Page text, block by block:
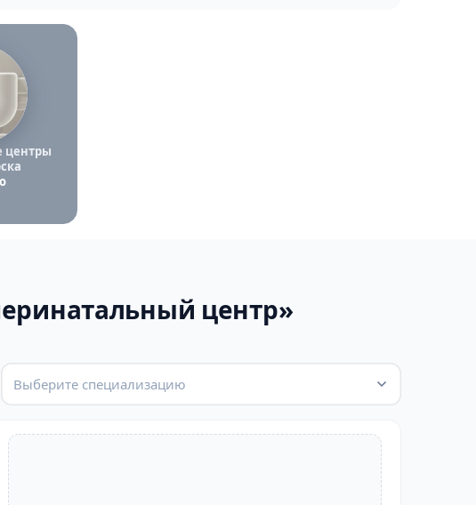
центры
центр»
Выберите специализацию